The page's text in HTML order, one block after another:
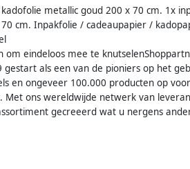
metallic goud 200 x 70 cm. 1x
cm. Inpakfolie / cadeaupapier /
om eindeloos mee te
gestart als een van de pioniers op het
en ongeveer 100.000 producten op
Met ons wereldwijde netwerk van
gecreeerd wat u nergens